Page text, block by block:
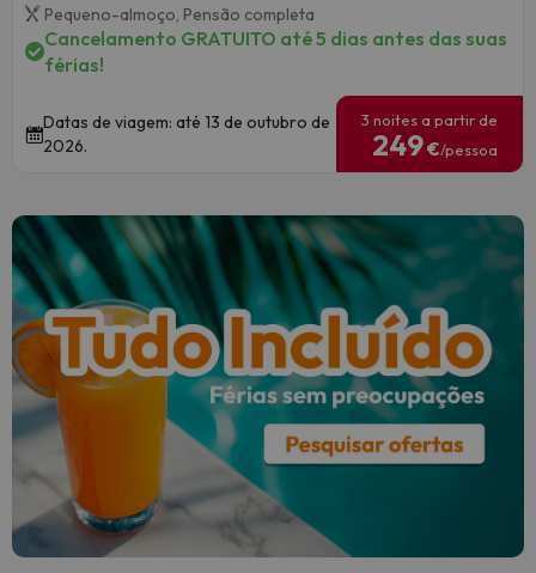
Pequeno-almoço, Pensão completa
Cancelamento GRATUITO até 5 dias antes das suas
férias!
Datas de viagem: até 13 de outubro de
2026.
3 noites a partir de
249€/pessoa